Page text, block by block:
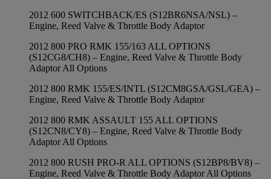
2012 600 SWITCHBACK/ES (S12BR6NSA/NSL) –
Engine, Reed Valve & Throttle Body Adaptor
2012 800 PRO RMK 155/163 ALL OPTIONS
(S12CG8/CH8) – Engine, Reed Valve & Throttle Body
Adaptor All Options
2012 800 RMK 155/ES/INTL (S12CM8GSA/GSL/GEA) –
Engine, Reed Valve & Throttle Body Adaptor
2012 800 RMK ASSAULT 155 ALL OPTIONS
(S12CN8/CY8) – Engine, Reed Valve & Throttle Body
Adaptor All Options
2012 800 RUSH PRO-R ALL OPTIONS (S12BP8/BV8) –
Engine, Reed Valve & Throttle Body Adaptor All Options